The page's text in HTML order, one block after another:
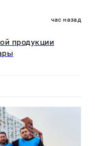
час назад
продукции